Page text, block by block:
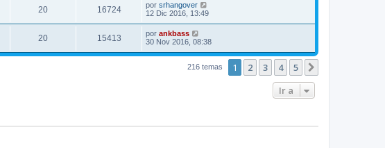
20 16724 por srhangover
12 Dic 2016, 13:49
20 15413 por ankbass
30 Nov 2016, 08:38
216 temas 1 2 3 4 5
Ir a